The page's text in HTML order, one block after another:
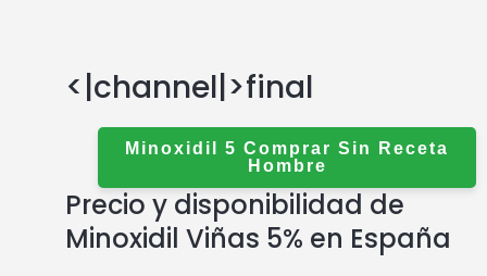
<|channel|>final
Minoxidil 5 Comprar Sin Receta
Hombre
Precio y disponibilidad de
Minoxidil Viñas 5% en España